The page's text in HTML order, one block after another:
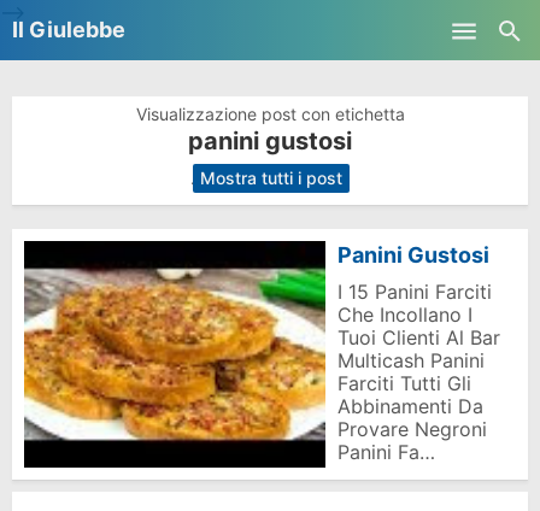
Il Giulebbe
Visualizzazione post con etichetta
panini gustosi
. Mostra tutti i post
Panini Gustosi
I 15 Panini Farciti
Che Incollano I
Tuoi Clienti Al Bar
Multicash Panini
Farciti Tutti Gli
Abbinamenti Da
Provare Negroni
Panini Fa…